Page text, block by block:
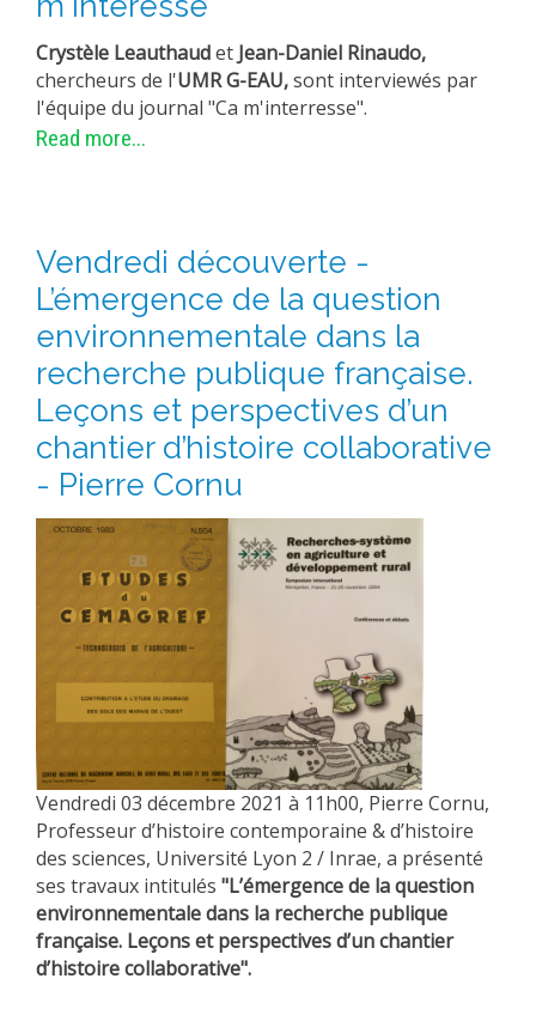
Crystèle Leauthaudet Jean-Daniel Rinaudo,
chercheurs de l'UMR G-EAU,sont interviewés par
l'équipe du journal "Ca m'interresse".
Read more...
Vendredi découverte -
L’émergence de la question
environnementale dans la
recherche publique française.
Leçons et perspectives d’un
chantier d’histoire collaborative
- Pierre Cornu
Vendredi 03 décembre 2021 à 11h00, Pierre Cornu,
Professeur d’histoire contemporaine & d’histoire
des sciences, Université Lyon 2 / Inrae, a présenté
ses travaux intitulés "L’émergence de la question
environnementale dans la recherche publique
française. Leçons et perspectives d’un chantier
d’histoire collaborative".